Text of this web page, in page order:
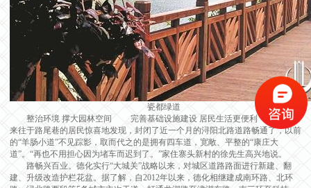
瓷都绿道
整治环境 撑大园林空间 完善基础设施建设 居民生活更便利 近日，
来往于路尾巷的居民惊喜地发现，封闭了近一个月的浔阳北路道路畅通了，以前
的“羊肠小道”不见踪影，取而代之的是拥有四车道，宽敞、平整的“康庄大
道”。“再也不用担心因为堵车而迟到了。”家住寨头新村的徐先生高兴地说。
路畅兴百业。德化实行“大城关”战略以来，对城区道路路面进行新建、翻
建、升级改造护栏花盆。据了解，自2012年以来，德化相继建成南环路、北环